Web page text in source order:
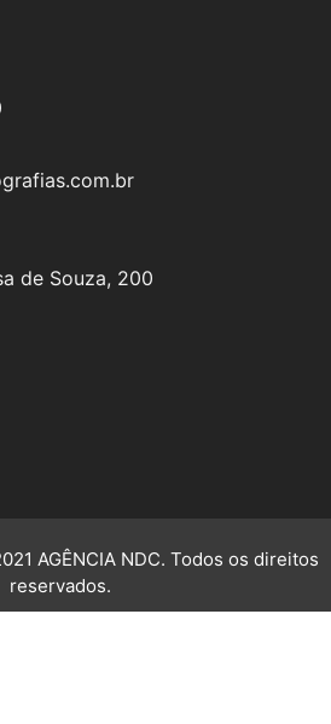
de Souza, 200
AGÊNCIA NDC. Todos os direitos
reservados.